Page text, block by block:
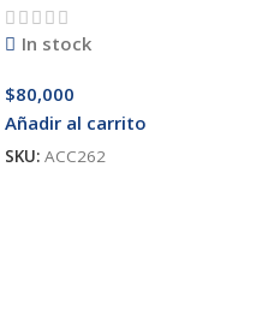
In stock
$80,000
Añadir al carrito
SKU: ACC262